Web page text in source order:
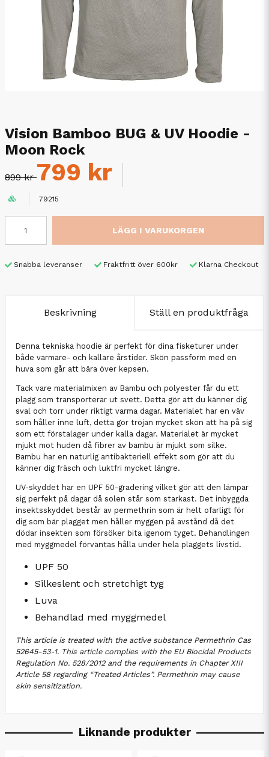
Vision Bamboo BUG & UV Hoodie -
Moon Rock
899 kr799 kr
79215
LÄGG I VARUKORGEN
Snabba leveranser Fraktfritt över 600kr Klarna Checkout
Beskrivning Ställ en produktfråga
Denna tekniska hoodie är perfekt för dina fisketurer under
både varmare- och kallare årstider. Skön passform med en
huva som går att bära över kepsen.
Tack vare materialmixen av Bambu och polyester får du ett
plagg som transporterar ut svett. Detta gör att du känner dig
sval och torr under riktigt varma dagar. Materialet har en väv
som håller inne luft, detta gör tröjan mycket skön att ha på sig
som ett förstalager under kalla dagar. Materialet är mycket
mjukt mot huden då fibrer av bambu är mjukt som silke.
Bambu har en naturlig antibakteriell effekt som gör att du
känner dig fräsch och luktfri mycket längre.
UV-skyddet har en UPF 50-gradering vilket gör att den lämpar
sig perfekt på dagar då solen står som starkast. Det inbyggda
insektsskyddet består av permethrin som är helt ofarligt för
dig som bär plagget men håller myggen på avstånd då det
dödar insekten som försöker bita igenom tyget. Behandlingen
med myggmedel förväntas hålla under hela plaggets livstid.
UPF 50
Silkeslent och stretchigt tyg
Luva
Behandlad med myggmedel
This article is treated with the active substance Permethrin Cas
52645-53-1. This article complies with the EU Biocidal Products
Regulation No. 528/2012 and the requirements in Chapter XIII
Article 58 regarding “Treated Articles”. Permethrin may cause
skin sensitization.
Liknande produkter